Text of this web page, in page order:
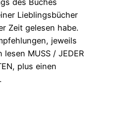
Lieblingsbücher
Zeit gelesen habe.
jeweils
MUSS / JEDER
plus einen